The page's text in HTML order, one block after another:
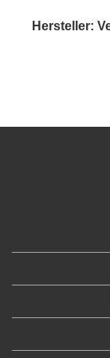
Hersteller: